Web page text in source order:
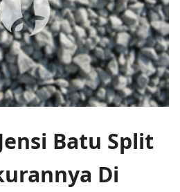
Batu Split
Di